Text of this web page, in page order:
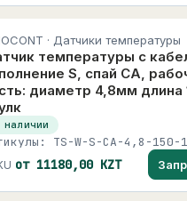
· Датчики температуры
температуры с
S, спай CA,
диаметр 4,8мм длина
TS-W-S-CA-4,8-150-
от 11180,00 KZT